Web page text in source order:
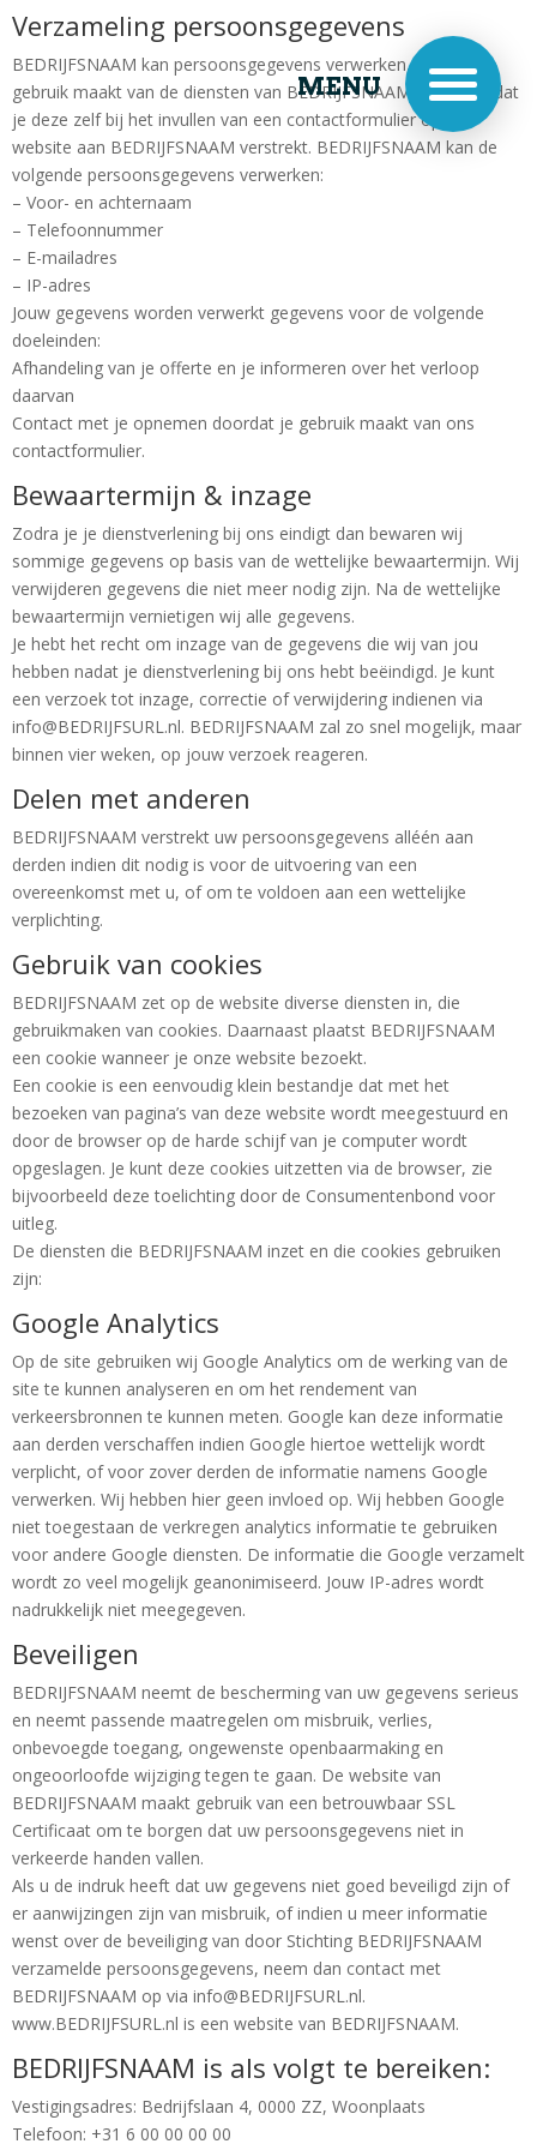
Home
Foto-
archief
Sponsor
worden
MENU
Verzameling persoonsgegevens
BEDRIJFSNAAM kan persoonsgegevens verwerken, doordat je
gebruik maakt van de diensten van BEDRIJFSNAAM, en/of omdat
je deze zelf bij het invullen van een contactformulier op de
website aan BEDRIJFSNAAM verstrekt. BEDRIJFSNAAM kan de
volgende persoonsgegevens verwerken:
– Voor- en achternaam
– Telefoonnummer
– E-mailadres
– IP-adres
Jouw gegevens worden verwerkt gegevens voor de volgende
doeleinden:
Afhandeling van je offerte en je informeren over het verloop
daarvan
Contact met je opnemen doordat je gebruik maakt van ons
contactformulier.
Bewaartermijn & inzage
Zodra je je dienstverlening bij ons eindigt dan bewaren wij
sommige gegevens op basis van de wettelijke bewaartermijn. Wij
verwijderen gegevens die niet meer nodig zijn. Na de wettelijke
bewaartermijn vernietigen wij alle gegevens.
Je hebt het recht om inzage van de gegevens die wij van jou
hebben nadat je dienstverlening bij ons hebt beëindigd. Je kunt
een verzoek tot inzage, correctie of verwijdering indienen via
info@BEDRIJFSURL.nl. BEDRIJFSNAAM zal zo snel mogelijk, maar
binnen vier weken, op jouw verzoek reageren.
Delen met anderen
BEDRIJFSNAAM verstrekt uw persoonsgegevens alléén aan
derden indien dit nodig is voor de uitvoering van een
overeenkomst met u, of om te voldoen aan een wettelijke
verplichting.
Gebruik van cookies
BEDRIJFSNAAM zet op de website diverse diensten in, die
gebruikmaken van cookies. Daarnaast plaatst BEDRIJFSNAAM
een cookie wanneer je onze website bezoekt.
Een cookie is een eenvoudig klein bestandje dat met het
bezoeken van pagina’s van deze website wordt meegestuurd en
door de browser op de harde schijf van je computer wordt
opgeslagen. Je kunt deze cookies uitzetten via de browser, zie
bijvoorbeeld deze toelichting door de Consumentenbond voor
uitleg.
De diensten die BEDRIJFSNAAM inzet en die cookies gebruiken
zijn:
Google Analytics
Op de site gebruiken wij Google Analytics om de werking van de
site te kunnen analyseren en om het rendement van
verkeersbronnen te kunnen meten. Google kan deze informatie
aan derden verschaffen indien Google hiertoe wettelijk wordt
verplicht, of voor zover derden de informatie namens Google
verwerken. Wij hebben hier geen invloed op. Wij hebben Google
niet toegestaan de verkregen analytics informatie te gebruiken
voor andere Google diensten. De informatie die Google verzamelt
wordt zo veel mogelijk geanonimiseerd. Jouw IP-adres wordt
nadrukkelijk niet meegegeven.
Beveiligen
BEDRIJFSNAAM neemt de bescherming van uw gegevens serieus
en neemt passende maatregelen om misbruik, verlies,
onbevoegde toegang, ongewenste openbaarmaking en
ongeoorloofde wijziging tegen te gaan. De website van
BEDRIJFSNAAM maakt gebruik van een betrouwbaar SSL
Certificaat om te borgen dat uw persoonsgegevens niet in
verkeerde handen vallen.
Als u de indruk heeft dat uw gegevens niet goed beveiligd zijn of
er aanwijzingen zijn van misbruik, of indien u meer informatie
wenst over de beveiliging van door Stichting BEDRIJFSNAAM
verzamelde persoonsgegevens, neem dan contact met
BEDRIJFSNAAM op via info@BEDRIJFSURL.nl.
www.BEDRIJFSURL.nl is een website van BEDRIJFSNAAM.
BEDRIJFSNAAM is als volgt te bereiken:
Vestigingsadres: Bedrijfslaan 4, 0000 ZZ, Woonplaats
Telefoon: +31 6 00 00 00 00